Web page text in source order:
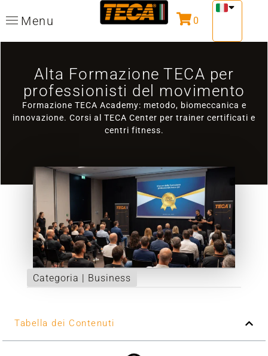
Menu 0
Alta Formazione TECA per
professionisti del movimento
Formazione TECA Academy: metodo, biomeccanica e
innovazione. Corsi al TECA Center per trainer certificati e
centri fitness.
Categoria | Business
Tabella dei Contenuti